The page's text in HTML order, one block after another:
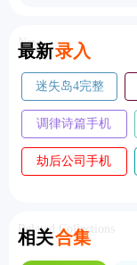
最新录入
New
迷失岛4完整
版
调律诗篇手机
版
劫后公司手机
相关合集
Related Collections